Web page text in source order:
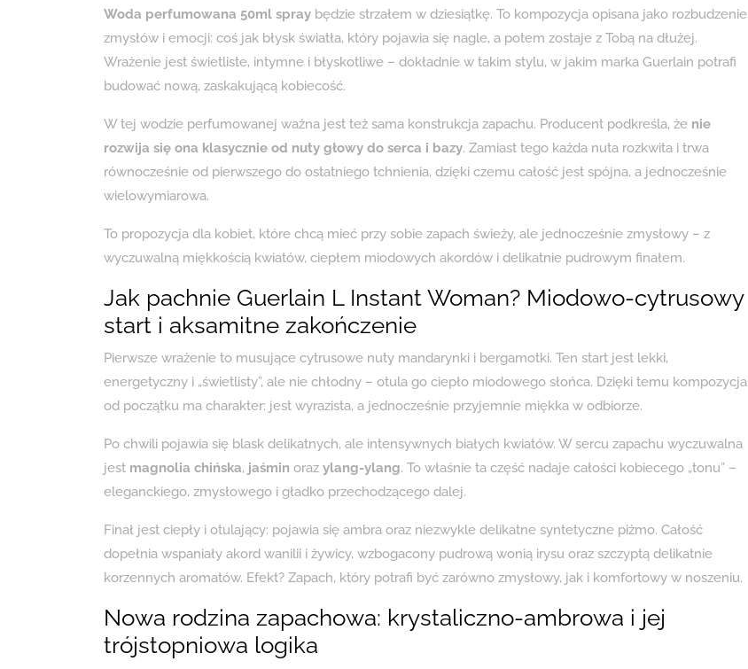
Woda perfumowana 50ml spray będzie strzałem w dziesiątkę. To kompozycja opisana jako rozbudzenie
zmysłów i emocji: coś jak błysk światła, który pojawia się nagle, a potem zostaje z Tobą na dłużej.
Wrażenie jest świetliste, intymne i błyskotliwe – dokładnie w takim stylu, w jakim marka Guerlain potrafi
budować nową, zaskakującą kobiecość.
W tej wodzie perfumowanej ważna jest też sama konstrukcja zapachu. Producent podkreśla, że nie
rozwija się ona klasycznie od nuty głowy do serca i bazy. Zamiast tego każda nuta rozkwita i trwa
równocześnie od pierwszego do ostatniego tchnienia, dzięki czemu całość jest spójna, a jednocześnie
wielowymiarowa.
To propozycja dla kobiet, które chcą mieć przy sobie zapach świeży, ale jednocześnie zmysłowy – z
wyczuwalną miękkością kwiatów, ciepłem miodowych akordów i delikatnie pudrowym finałem.
Jak pachnie Guerlain L Instant Woman? Miodowo-cytrusowy
start i aksamitne zakończenie
Pierwsze wrażenie to musujące cytrusowe nuty mandarynki i bergamotki. Ten start jest lekki,
energetyczny i „świetlisty”, ale nie chłodny – otula go ciepło miodowego słońca. Dzięki temu kompozycja
od początku ma charakter: jest wyrazista, a jednocześnie przyjemnie miękka w odbiorze.
Po chwili pojawia się blask delikatnych, ale intensywnych białych kwiatów. W sercu zapachu wyczuwalna
jest magnolia chińska, jaśmin oraz ylang-ylang. To właśnie ta część nadaje całości kobiecego „tonu” –
eleganckiego, zmysłowego i gładko przechodzącego dalej.
Finał jest ciepły i otulający: pojawia się ambra oraz niezwykle delikatne syntetyczne piżmo. Całość
dopełnia wspaniały akord wanilii i żywicy, wzbogacony pudrową wonią irysu oraz szczyptą delikatnie
korzennych aromatów. Efekt? Zapach, który potrafi być zarówno zmysłowy, jak i komfortowy w noszeniu.
Nowa rodzina zapachowa: krystaliczno-ambrowa i jej
trójstopniowa logika